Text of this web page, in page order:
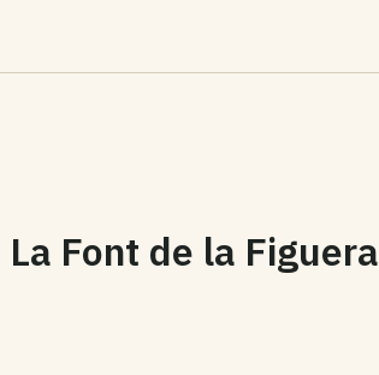
La Font de la Figuera